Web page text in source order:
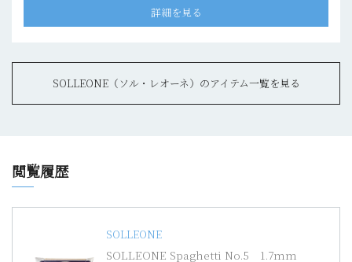
詳細を見る
SOLLEONE（ソル・レオーネ）のアイテム一覧を見る
閲覧履歴
SOLLEONE
SOLLEONE Spaghetti No.5 1.7mm